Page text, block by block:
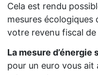
Cela est rendu
mesures écologiques
votre revenu fiscal
La mesure d’énergie
pour un euro vous ait